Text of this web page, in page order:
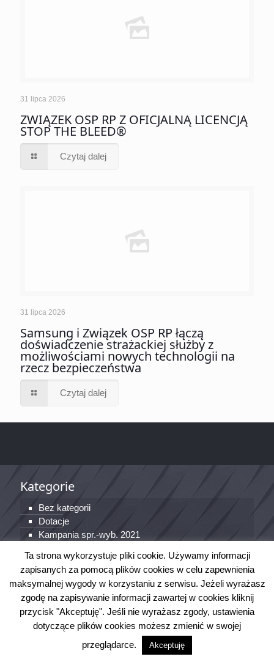
31 lipca 2026
ZWIĄZEK OSP RP Z OFICJALNĄ LICENCJĄ
STOP THE BLEED®
Czytaj dalej
31 lipca 2026
Samsung i Związek OSP RP łączą
doświadczenie strażackiej służby z
możliwościami nowych technologii na
rzecz bezpieczeństwa
Czytaj dalej
Kategorie
Bez kategorii
Dotacje
Kampania spr.-wyb. 2021
Młodzież
OSP
Sport
Tagi
COVID-19 dofinansowanie Google
Ta strona wykorzystuje pliki cookie. Używamy informacji
zapisanych za pomocą plików cookies w celu zapewnienia
maksymalnej wygody w korzystaniu z serwisu. Jeżeli wyrażasz
zgodę na zapisywanie informacji zawartej w cookies kliknij
przycisk "Akceptuję". Jeśli nie wyrażasz zgody, ustawienia
dotyczące plików cookies możesz zmienić w swojej
przeglądarce.
Akceptuję